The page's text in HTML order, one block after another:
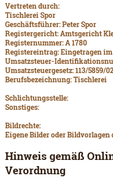
Vertreten durch:
Tischlerei Spor
Geschäftsführer: Peter Spor
Registergericht: Amtsgericht
Registernummer: A 1780
Registereintrag:Eingetragen
Umsatzsteuer-
Umsatzsteuergesetz: 113/5859/
Berufsbezeichnung: Tischlerei
Schlichtungsstelle:
Sonstiges:
Bildrechte:
Eigene Bilder oder Bildvorlagen
Hinweis gemäß
Verordnung